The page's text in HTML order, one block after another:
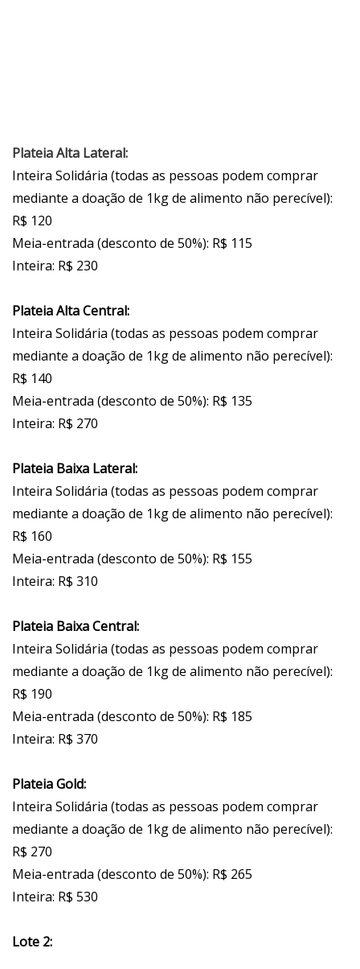
Plateia Alta Lateral:
Inteira Solidária (todas as pessoas podem comprar
mediante a doação de 1kg de alimento não perecível):
R$ 120
Meia-entrada (desconto de 50%): R$ 115
Inteira: R$ 230
Plateia Alta Central:
Inteira Solidária (todas as pessoas podem comprar
mediante a doação de 1kg de alimento não perecível):
R$ 140
Meia-entrada (desconto de 50%): R$ 135
Inteira: R$ 270
Plateia Baixa Lateral:
Inteira Solidária (todas as pessoas podem comprar
mediante a doação de 1kg de alimento não perecível):
R$ 160
Meia-entrada (desconto de 50%): R$ 155
Inteira: R$ 310
Plateia Baixa Central:
Inteira Solidária (todas as pessoas podem comprar
mediante a doação de 1kg de alimento não perecível):
R$ 190
Meia-entrada (desconto de 50%): R$ 185
Inteira: R$ 370
Plateia Gold:
Inteira Solidária (todas as pessoas podem comprar
mediante a doação de 1kg de alimento não perecível):
R$ 270
Meia-entrada (desconto de 50%): R$ 265
Inteira: R$ 530
Lote 2: